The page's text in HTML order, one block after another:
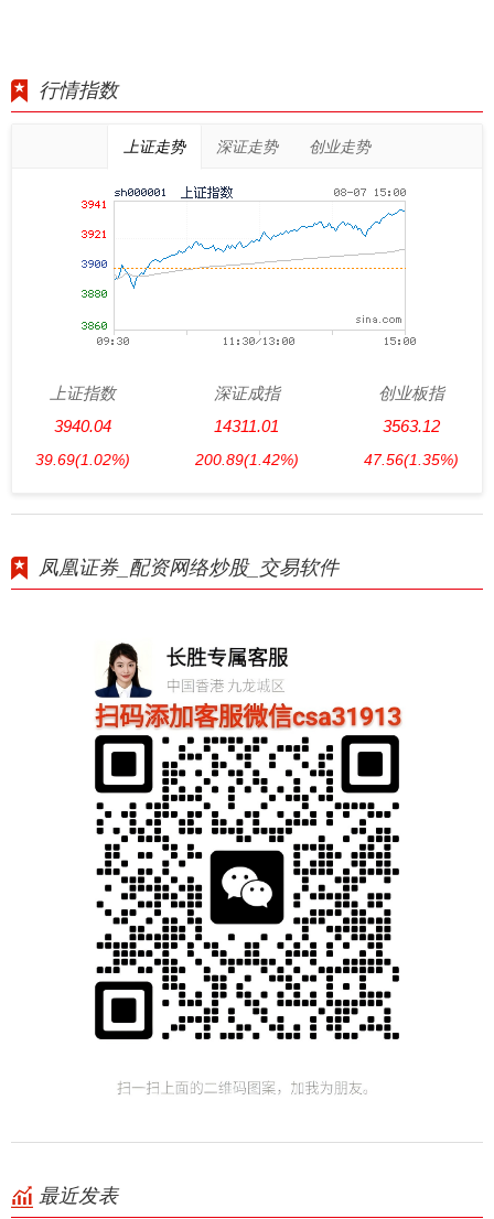
行情指数
上证走势 深证走势 创业走势
上证指数
3940.04
39.69(1.02%)
深证成指
14311.01
200.89(1.42%)
创业板指
3563.12
47.56(1.35%)
凤凰证券_配资网络炒股_交易软件
最近发表